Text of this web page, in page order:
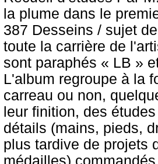
la plume dans le
387 Desseins / sujet
toute la carrière de
sont paraphés « LB »
L'album regroupe à la
carreau ou non,
leur finition, des
détails (mains, pieds,
plus tardive de projets
médailles)